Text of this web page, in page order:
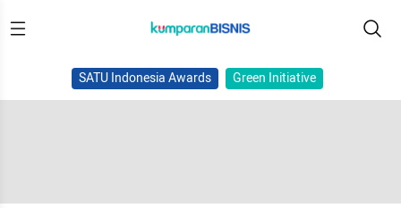
SATU Indonesia Awards Green Initiative